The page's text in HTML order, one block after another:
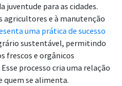
juventude para as cidades.
agricultores e à manutenção
uma prática de sucesso
sustentável, permitindo
frescos e orgânicos
processo cria uma relação
quem se alimenta.